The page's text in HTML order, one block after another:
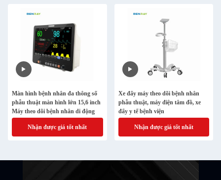
Màn hình bệnh nhân đa thông số
phẫu thuật màn hình lớn 15,6 inch
Máy theo dõi bệnh nhân di động
Nhận được giá tốt nhất
Xe đẩy máy theo dõi bệnh nhân
phẫu thuật, máy điện tâm đồ, xe
đẩy y tế bệnh viện
Nhận được giá tốt nhất